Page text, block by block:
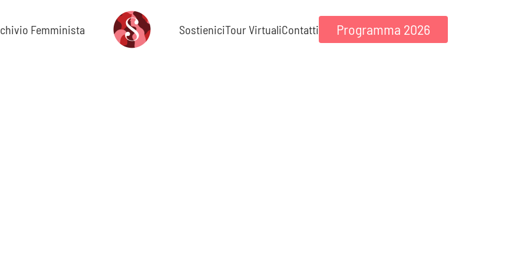
Femminista SostieniciTour VirtualiContatti Programma 2026